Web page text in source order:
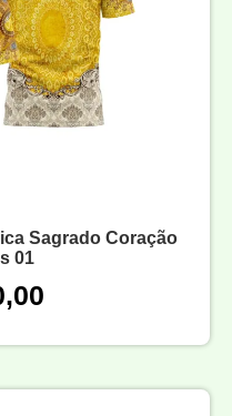
Sagrado Coração
01